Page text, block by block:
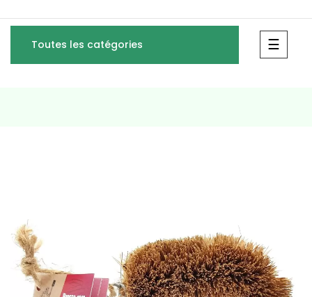
Toutes les catégories ☰